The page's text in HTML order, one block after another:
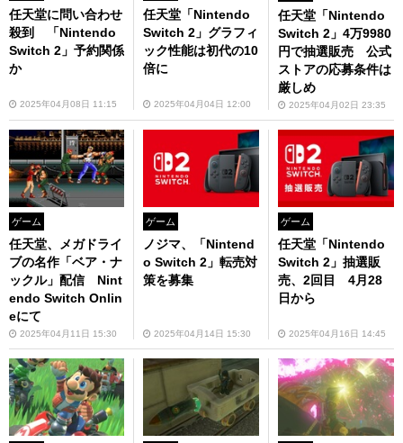
任天堂に問い合わせ
殺到 「Nintendo
Switch 2」予約関係
か
2025年04月08日 11:15
任天堂「Nintendo
Switch 2」グラフィ
ック性能は初代の10
倍に
2025年04月04日 12:00
任天堂「Nintendo
Switch 2」4万9980
円で抽選販売 公式
ストアの応募条件は
厳しめ
2025年04月02日 23:35
ゲーム
任天堂、メガドライ
ブの名作「ベア・ナ
ックル」配信 Nint
endo Switch Onlin
eにて
2025年04月11日 15:30
ゲーム
ノジマ、「Nintend
o Switch 2」転売対
策を募集
2025年04月14日 15:30
ゲーム
任天堂「Nintendo
Switch 2」抽選販
売、2回目 4月28
日から
2025年04月16日 14:45